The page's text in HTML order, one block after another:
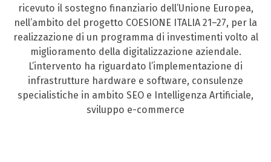
ricevuto il sostegno finanziario dell’Unione Europea,
nell’ambito del progetto COESIONE ITALIA 21–27, per la
realizzazione di un programma di investimenti volto al
miglioramento della digitalizzazione aziendale.
L’intervento ha riguardato l’implementazione di
infrastrutture hardware e software, consulenze
specialistiche in ambito SEO e Intelligenza Artificiale,
sviluppo e-commerce